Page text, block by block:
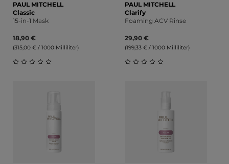
PAUL MITCHELL
Classic
15-in-1 Mask
18,90 €
(315,00 € / 1000 Milliliter)
PAUL MITCHELL
Clarify
Foaming ACV Rinse
29,90 €
(199,33 € / 1000 Milliliter)